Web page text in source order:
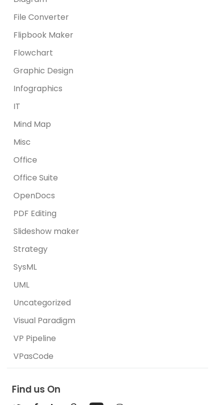
File Converter
Flipbook Maker
Flowchart
Graphic Design
Infographics
IT
Mind Map
Misc
Office
Office Suite
OpenDocs
PDF Editing
Slideshow maker
Strategy
SysML
UML
Uncategorized
Visual Paradigm
VP Pipeline
VPasCode
Find us On